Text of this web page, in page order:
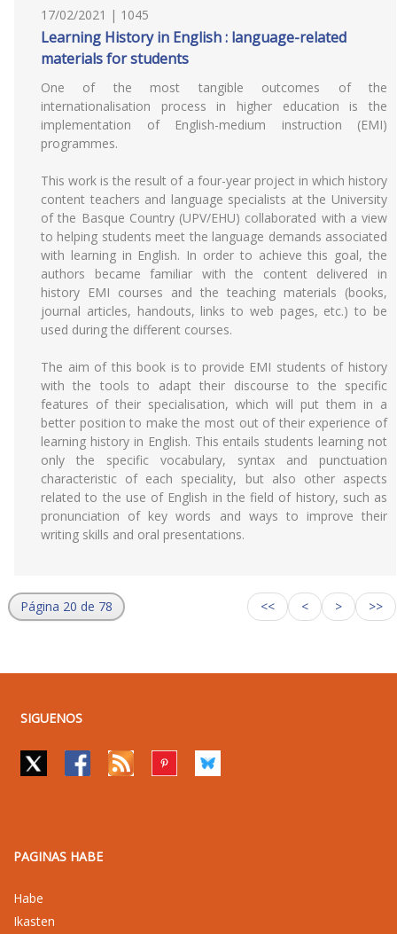
17/02/2021 | 1045
Learning History in English : language-related
materials for students
One of the most tangible outcomes of the
internationalisation process in higher education is the
implementation of English-medium instruction (EMI)
programmes.
This work is the result of a four-year project in which history
content teachers and language specialists at the University
of the Basque Country (UPV/EHU) collaborated with a view
to helping students meet the language demands associated
with learning in English. In order to achieve this goal, the
authors became familiar with the content delivered in
history EMI courses and the teaching materials (books,
journal articles, handouts, links to web pages, etc.) to be
used during the different courses.
The aim of this book is to provide EMI students of history
with the tools to adapt their discourse to the specific
features of their specialisation, which will put them in a
better position to make the most out of their experience of
learning history in English. This entails students learning not
only the specific vocabulary, syntax and punctuation
characteristic of each speciality, but also other aspects
related to the use of English in the field of history, such as
pronunciation of key words and ways to improve their
writing skills and oral presentations.
Página 20 de 78 << < > >>
SIGUENOS
PAGINAS HABE
Habe
Ikasten